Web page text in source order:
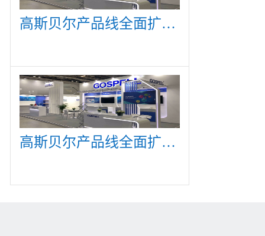
高斯贝尔产品线全面扩展，众多新产品亮相CommunicAsia 2019
高斯贝尔产品线全面扩展，众多新产品亮相CommunicAsia 2019